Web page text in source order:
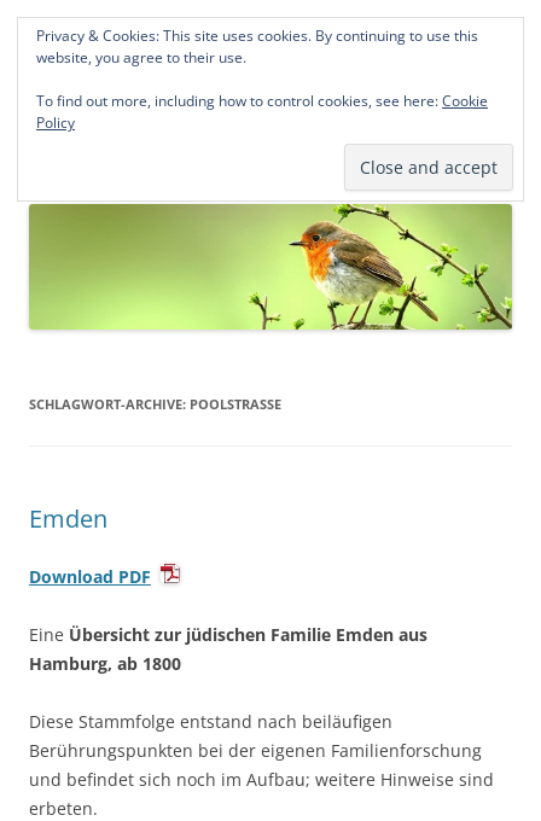
Norddeutsche Genealogien
Michael Kohlhaas und Jens Kirchhoff
springen
SCHLAGWORT-ARCHIVE: POOLSTRASSE
Emden
Download PDF
Eine Übersicht zur jüdischen Familie Emden aus
Hamburg, ab 1800
Diese Stammfolge entstand nach beiläufigen
Berührungspunkten bei der eigenen Familienforschung
und befindet sich noch im Aufbau; weitere Hinweise sind
erbeten.
Privacy & Cookies: This site uses cookies. By continuing to use this
website, you agree to their use.
To find out more, including how to control cookies, see here:Cookie
Policy